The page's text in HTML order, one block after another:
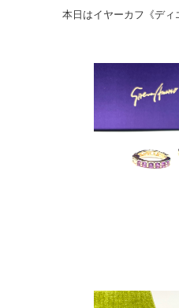
本日はイヤーカフ《ディ